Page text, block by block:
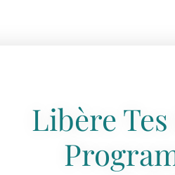
Libère